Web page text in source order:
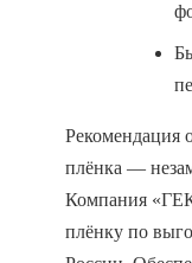
Рекомендация
плёнка —
Компания
плёнку по